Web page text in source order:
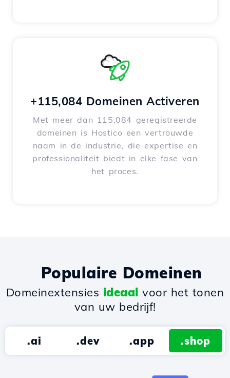
+115,084 Domeinen Activeren
Met meer dan 115,084 geregistreerde
domeinen is Hostico een vertrouwde
naam in de industrie, die expertise en
professionaliteit biedt in elke fase van
het proces.
Populaire Domeinen
Domeinextensies ideaal voor het tonen
van uw bedrijf!
.ai .dev .app .shop